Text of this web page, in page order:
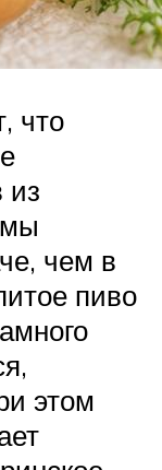
что
из
чем в
пиво
этом